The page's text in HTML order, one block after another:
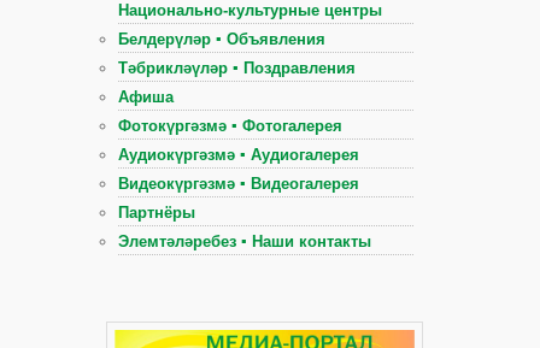
Национально-культурные центры
Белдерүләр ▪ Объявления
Тәбрикләүләр ▪ Поздравления
Афиша
Фотокүргәзмә ▪ Фотогалерея
Аудиокүргәзмә ▪ Аудиогалерея
Видеокүргәзмә ▪ Видеогалерея
Партнёры
Элемтәләребез ▪ Наши контакты